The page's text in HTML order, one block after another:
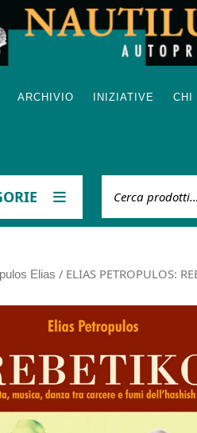
ARCHIVIO INIZIATIVE CHI
Elias / ELIAS PETROPULOS: